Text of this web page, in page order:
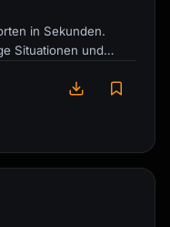
in Sekunden.
Situationen und